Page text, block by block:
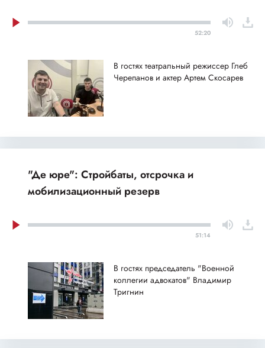
52:20
В гостях театральный режиссер Глеб
Черепанов и актер Артем Скосарев
"Де юре": Стройбаты, отсрочка и
мобилизационный резерв
51:14
В гостях председатель "Военной
коллегии адвокатов" Владимир
Тригнин